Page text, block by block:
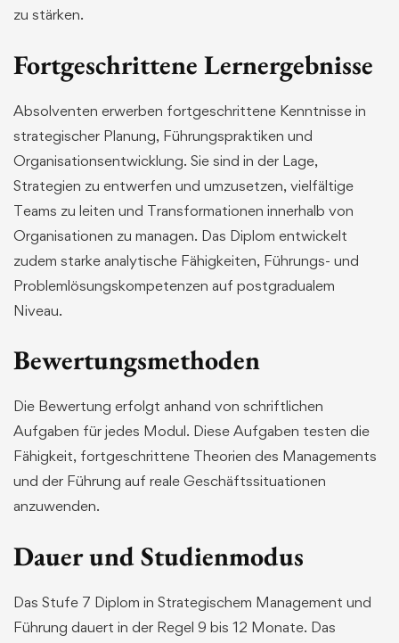
zu stärken.
Fortgeschrittene Lernergebnisse
Absolventen erwerben fortgeschrittene Kenntnisse in
strategischer Planung, Führungspraktiken und
Organisationsentwicklung. Sie sind in der Lage,
Strategien zu entwerfen und umzusetzen, vielfältige
Teams zu leiten und Transformationen innerhalb von
Organisationen zu managen. Das Diplom entwickelt
zudem starke analytische Fähigkeiten, Führungs- und
Problemlösungskompetenzen auf postgradualem
Niveau.
Bewertungsmethoden
Die Bewertung erfolgt anhand von schriftlichen
Aufgaben für jedes Modul. Diese Aufgaben testen die
Fähigkeit, fortgeschrittene Theorien des Managements
und der Führung auf reale Geschäftssituationen
anzuwenden.
Dauer und Studienmodus
Das Stufe 7 Diplom in Strategischem Management und
Führung dauert in der Regel 9 bis 12 Monate. Das